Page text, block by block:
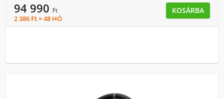
94 990 Ft
2 386 Ft × 48 HÓ
KOSÁRBA